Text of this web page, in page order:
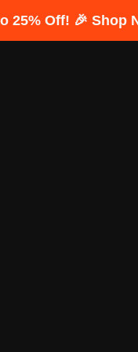
25% Off! 🎉 Shop